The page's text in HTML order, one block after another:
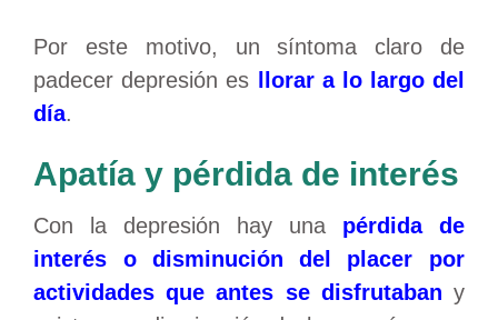
Por este motivo, un síntoma claro de
padecer depresión es
llorar a lo largo del
día.
Apatía y pérdida de interés
Con la depresión hay una pérdida de
interés o disminución del placer por
actividades que antes se disfrutaban y